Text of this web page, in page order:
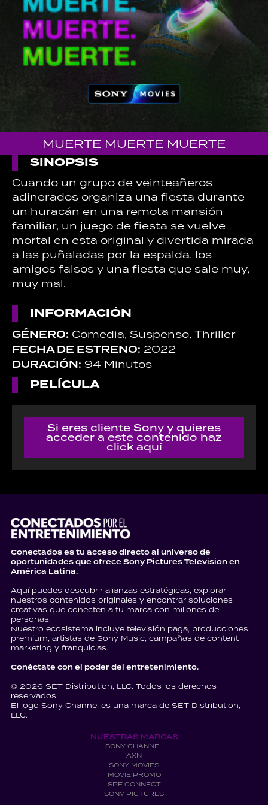
MUERTE MUERTE MUERTE
SINOPSIS
Cuando un grupo de veinteañeros
adinerados organiza una fiesta durante
un huracán en una remota mansión
familiar, un juego de fiesta se vuelve
mortal en esta original y divertida mirada
a las puñaladas por la espalda, los
amigos falsos y una fiesta que sale muy,
muy mal.
INFORMACIÓN
GÉNERO: Comedia, Suspenso, Thriller
FECHA DE ESTRENO: 2022
DURACIÓN: 94 Minutos
PELÍCULA
Si eres cliente Sony y quieres
acceder a este contenido haz
click aquí
Conectados es tu acceso directo al universo de
oportunidades que ofrece Sony Pictures Television en
América Latina.
Aquí puedes descubrir alianzas estratégicas, explorar
nuestros contenidos originales y encontrar soluciones
creativas que conecten a tu marca con millones de
personas.
Nuestro ecosistema incluye televisión paga, producciones
premium, artistas de Sony Music, campañas de content
marketing y franquicias.
Conéctate con el poder del entretenimiento.
© 2026 SET Distribution, LLC. Todos los derechos
reservados.
El logo Sony Channel es una marca de SET Distribution,
LLC.
NUESTRAS MARCAS
SONY CHANNEL
AXN
SONY MOVIES
MOVIE PROMO
SPE CONNECT
SONY PICTURES